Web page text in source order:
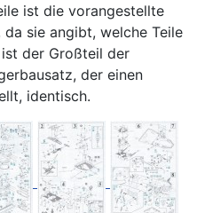
ist die vorangestellte
sie angibt, welche Teile
der Großteil der
der einen
identisch.